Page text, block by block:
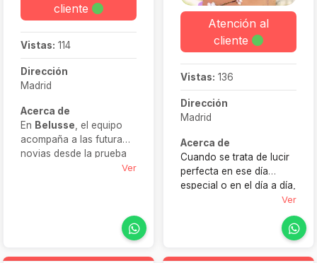
cliente
Vistas: 114
Dirección
Madrid
Acerca de
En Belusse , el equipo
acompaña a las futuras
novias desde la prueba
hasta el reportaje final.Ver
Atención al
cliente
Vistas: 136
Dirección
Madrid
Acerca de
Cuando se trata de lucir
perfecta en ese día
especial o en el día a día,
la confianza en quien te
años de experiencia y un
personalizado, ofrezco
Ver